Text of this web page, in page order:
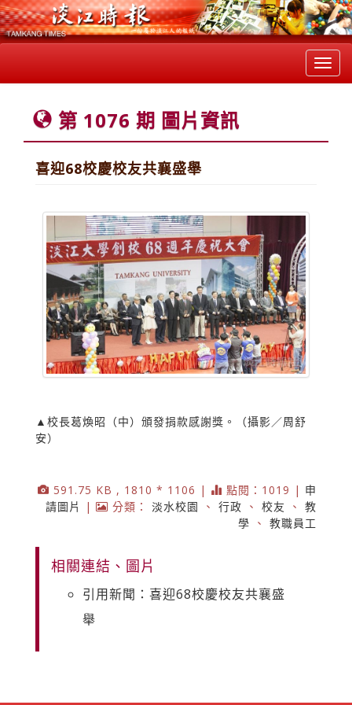
第 1076 期 圖片資訊
喜迎68校慶校友共襄盛舉
▲校長葛煥昭（中）頒發捐款感謝獎。（攝影／周舒
安）
591.75 KB , 1810 * 1106 | 點閱：1019 | 申
請圖片
| 分類： 淡水校園 、 行政 、 校友 、 教
學 、 教職員工
相關連結、圖片
引用新聞：喜迎68校慶校友共襄盛
舉